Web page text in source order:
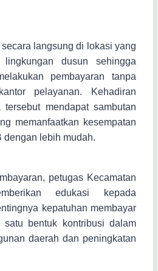
langsung di lokasi yang
dusun sehingga
pembayaran tanpa
pelayanan. Kehadiran
mendapat sambutan
memanfaatkan kesempatan
dengan lebih mudah.
petugas Kecamatan
edukasi kepada
kepatuhan membayar
bentuk kontribusi dalam
daerah dan peningkatan